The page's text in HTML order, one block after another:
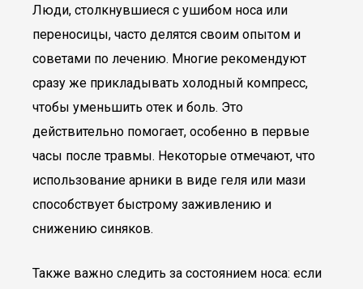
Люди, столкнувшиеся с ушибом носа или
переносицы, часто делятся своим опытом и
советами по лечению. Многие рекомендуют
сразу же прикладывать холодный компресс,
чтобы уменьшить отек и боль. Это
действительно помогает, особенно в первые
часы после травмы. Некоторые отмечают, что
использование арники в виде геля или мази
способствует быстрому заживлению и
снижению синяков.
Также важно следить за состоянием носа: если